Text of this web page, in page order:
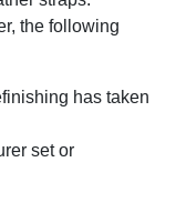
the following
has taken
set or